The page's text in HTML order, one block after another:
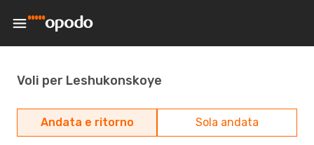
Voli per Leshukonskoye
Andata e ritorno Sola andata